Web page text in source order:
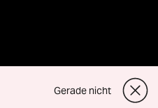
Gerade nicht